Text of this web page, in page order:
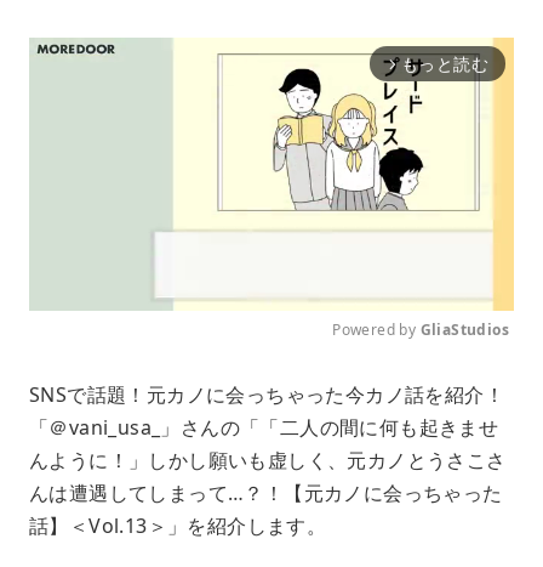
arrow_forward_ios もっと読む
u
t
e
Powered by GliaStudios
SNSで話題！元カノに会っちゃった今カノ話を紹介！
「＠vani_usa_」さんの「「二人の間に何も起きませ
んように！」しかし願いも虚しく、元カノとうさこさ
んは遭遇してしまって…？！【元カノに会っちゃった
話】＜Vol.13＞」を紹介します。